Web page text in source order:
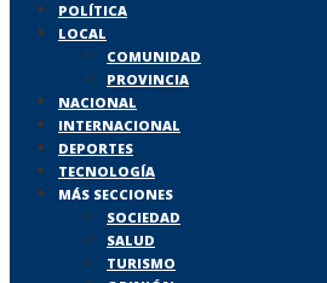
POLÍTICA
LOCAL
COMUNIDAD
PROVINCIA
NACIONAL
INTERNACIONAL
DEPORTES
TECNOLOGÍA
MÁS SECCIONES
SOCIEDAD
SALUD
TURISMO